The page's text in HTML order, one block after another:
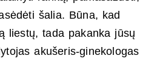
šalia. Būna, kad
liestų, tada pakanka jūsų
akušeris-ginekologas